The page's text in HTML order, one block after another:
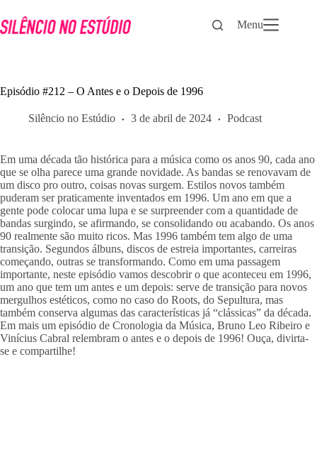
para
o
Menu
Episódio #212 – O Antes e o Depois de 1996
Silêncio no Estúdio 3 de abril de 2024 Podcast
Em uma década tão histórica para a música como os anos 90, cada ano
que se olha parece uma grande novidade. As bandas se renovavam de
um disco pro outro, coisas novas surgem. Estilos novos também
puderam ser praticamente inventados em 1996. Um ano em que a
gente pode colocar uma lupa e se surpreender com a quantidade de
bandas surgindo, se afirmando, se consolidando ou acabando. Os anos
90 realmente são muito ricos. Mas 1996 também tem algo de uma
transição. Segundos álbuns, discos de estreia importantes, carreiras
começando, outras se transformando. Como em uma passagem
importante, neste episódio vamos descobrir o que aconteceu em 1996,
um ano que tem um antes e um depois: serve de transição para novos
mergulhos estéticos, como no caso do Roots, do Sepultura, mas
também conserva algumas das características já “clássicas” da década.
Em mais um episódio de Cronologia da Música, Bruno Leo Ribeiro e
Vinícius Cabral relembram o antes e o depois de 1996! Ouça, divirta-
se e compartilhe!